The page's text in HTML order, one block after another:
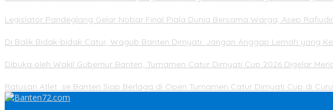
Legislator Pandeglang Gelar Nobar Final Piala Dunia Bersama Warga, Asep
Di Balik Bidak-bidak Catur, Wagub Banten Dimyati: Jangan Anggap Lemah yang
Dibuka oleh Wakil Gubernur Banten, Turnamen Catur Dimyati Cup 2026 Digelar
Ratusan Atlet se Banten Siap Berlaga di Open Turnamen Catur Dimyati Cup di